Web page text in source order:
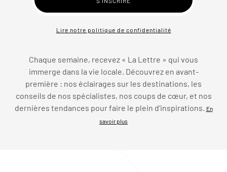
Lire notre politique de confidentialité
Chaque semaine, recevez « La Lettre » qui vous
immerge dans la vie locale. Découvrez en avant-
première : nos éclairages sur les destinations, les
conseils de nos spécialistes, nos coups de cœur, et nos
dernières tendances pour faire le plein d’inspirations. En
savoir plus